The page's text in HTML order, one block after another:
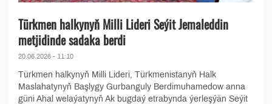
Türkmen halkynyň Milli Lideri Seýit Jemaleddin
metjidinde sadaka berdi
20.06.2026 - 11:10
Türkmen halkynyň Milli Lideri, Türkmenistanyň Halk
Maslahatynyň Başlygy Gurbanguly Berdimuhamedow anna
güni Ahal welaýatynyň Ak bugdaý etrabynda ýerleşýän Seýit